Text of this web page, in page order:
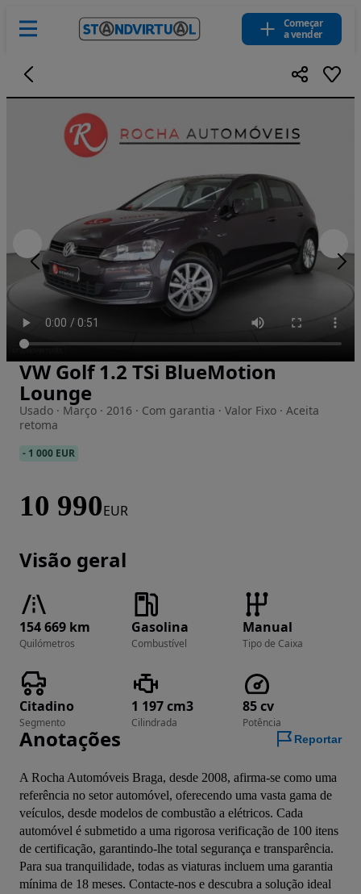
Começar
a vender
Imagem 1 de 16
VW Golf 1.2 TSi BlueMotion
Lounge
Usado · Março · 2016 · Com garantia · Valor Fixo · Aceita
retoma
- 1 000 EUR
10 990EUR
Visão geral
154 669 km
Quilómetros
Gasolina
Combustível
Manual
Tipo de Caixa
Citadino
Segmento
1 197 cm3
Cilindrada
85 cv
Potência
Anotações Reportar
A Rocha Automóveis Braga, desde 2008, afirma-se como uma
referência no setor automóvel, oferecendo uma vasta gama de
veículos, desde modelos de combustão a elétricos. Cada
automóvel é submetido a uma rigorosa verificação de 100 itens
de certificação, garantindo-lhe total segurança e transparência.
Para sua tranquilidade, todas as viaturas incluem uma garantia
mínima de 18 meses. Contacte-nos e descubra a solução ideal